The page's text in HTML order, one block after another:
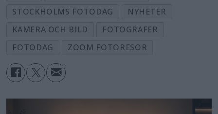
STOCKHOLMS FOTODAG
NYHETER
KAMERA OCH BILD
FOTOGRAFER
FOTODAG
ZOOM FOTORESOR